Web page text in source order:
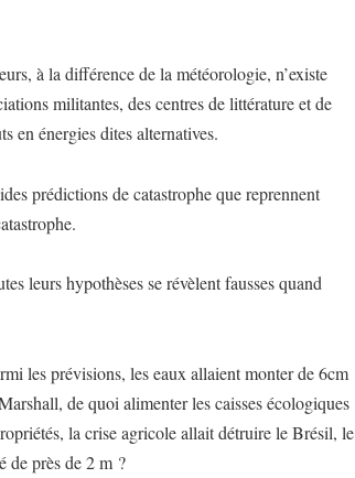
à la différence de la météorologie, n’existe
militantes, des centres de littérature et de
en énergies dites alternatives.
prédictions de catastrophe que reprennent
leurs hypothèses se révèlent fausses quand
les prévisions, les eaux allaient monter de 6cm
de quoi alimenter les caisses écologiques
la crise agricole allait détruire le Brésil, le
près de 2 m ?